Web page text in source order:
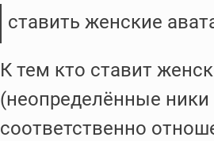
ставить женские
К тем кто ставит
(неопределённые
соответственно